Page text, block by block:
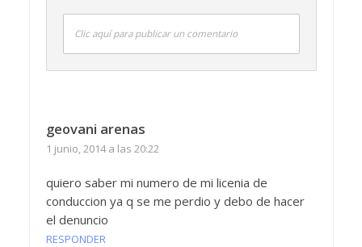
Clic aquí para publicar un comentario
geovani arenas
1 junio, 2014 a las 20:22
quiero saber mi numero de mi licenia de
conduccion ya q se me perdio y debo de hacer
el denuncio
RESPONDER